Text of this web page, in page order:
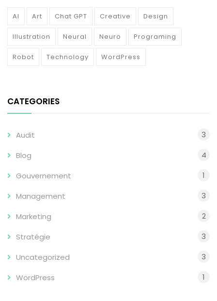
AI Art Chat GPT Creative Design
Illustration Neural Neuro Programing
Robot Technology WordPress
CATEGORIES
Audit 3
Blog 4
Gouvernement 1
Management 3
Marketing 2
Stratégie 3
Uncategorized 3
WordPress 1